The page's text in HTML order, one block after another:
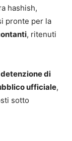
hashish,
pronte per la
, ritenuti
di
ufficiale,
sotto